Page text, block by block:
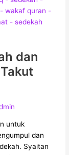
dan
untuk
dan
Syaitan